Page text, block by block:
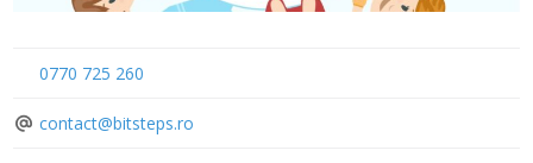
0770 725 260
contact@bitsteps.ro